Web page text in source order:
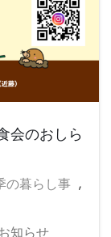
会のおしら
の暮らし事 ,
知らせ